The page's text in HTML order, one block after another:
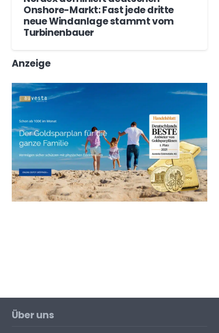
Onshore-Markt: Fast jede dritte
neue Windanlage stammt vom
Turbinenbauer
Anzeige
Über uns